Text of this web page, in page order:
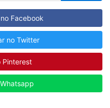
Facebook
no Twitter